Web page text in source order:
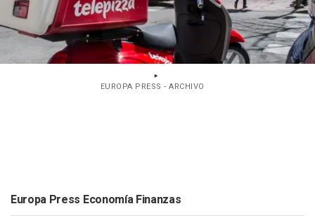
EUROPA PRESS - ARCHIVO
Europa Press Economía Finanzas